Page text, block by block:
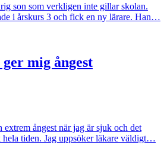
son som verkligen inte gillar skolan.
i årskurs 3 och fick en ny lärare. Han…
mig ångest
ångest när jag är sjuk och det
hela tiden. Jag uppsöker läkare väldigt…